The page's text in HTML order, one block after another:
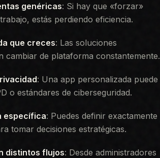
genéricas: Si hay que «forzar»
estás perdiendo eficiencia.
que creces: Las soluciones
cambiar de plataforma constantemente.
: Una app personalizada puede
o estándares de ciberseguridad.
específica: Puedes definir exactamente
tomar decisiones estratégicas.
distintos flujos: Desde administradores